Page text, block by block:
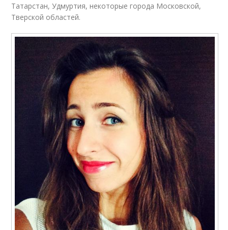
Татарстан, Удмуртия, некоторые города Московской,
Тверской областей.